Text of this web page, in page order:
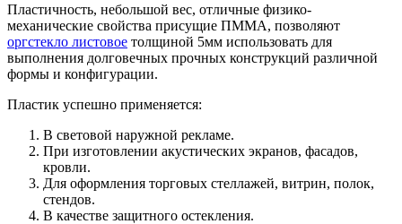
Пластичность, небольшой вес, отличные физико-
механические свойства присущие ПММА, позволяют
оргстекло листовое толщиной 5мм использовать для
выполнения долговечных прочных конструкций различной
формы и конфигурации.
Пластик успешно применяется:
В световой наружной рекламе.
При изготовлении акустических экранов, фасадов,
кровли.
Для оформления торговых стеллажей, витрин, полок,
стендов.
В качестве защитного остекления.